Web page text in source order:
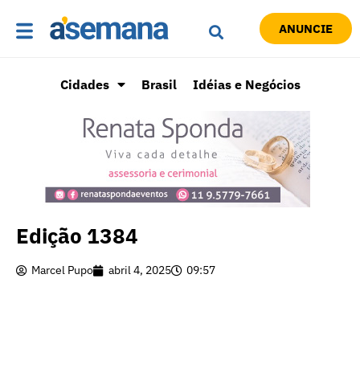
ANUNCIE
Cidades Brasil Idéias e Negócios
Edição 1384
Marcel Pupo abril 4, 2025 09:57